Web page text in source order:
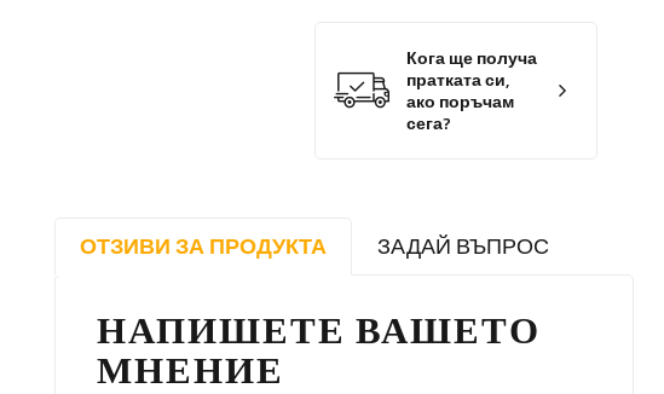
Кога ще получа
пратката си,
ако поръчам
сега?
ОТЗИВИ ЗА ПРОДУКТА ЗАДАЙ ВЪПРОС
НАПИШЕТЕ ВАШЕТО
МНЕНИЕ